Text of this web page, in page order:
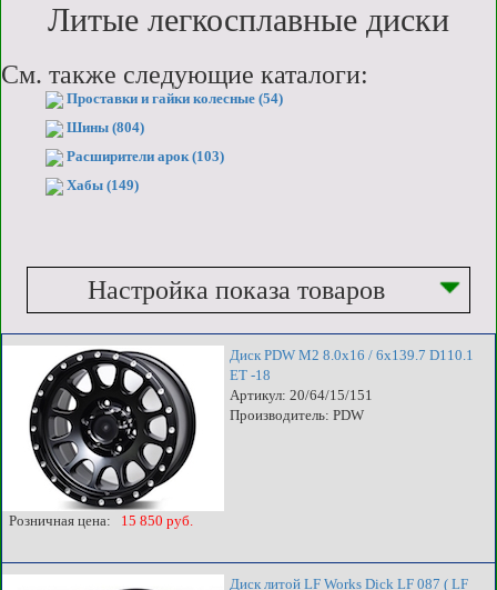
Литые легкосплавные диски
См. также следующие каталоги:
Проставки и гайки колесные (54)
Шины (804)
Расширители арок (103)
Хабы (149)
Настройка показа товаров
Диск PDW M2 8.0x16 / 6x139.7 D110.1
ET -18
Артикул: 20/64/15/151
Производитель: PDW
Розничная цена: 15 850 руб.
Диск литой LF Works Dick LF 087 ( LF